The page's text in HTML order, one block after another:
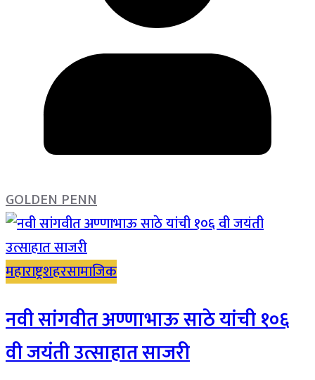
GOLDEN PENN
महाराष्ट्रशहरसामाजिक
नवी सांगवीत अण्णाभाऊ साठे यांची १०६
वी जयंती उत्साहात साजरी